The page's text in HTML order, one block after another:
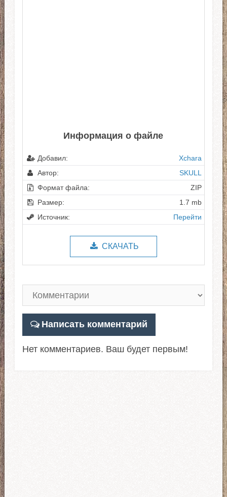
Информация о файле
Добавил:
Xchara
Автор:
SKULL
Формат файла:
ZIP
Размер:
1.7 mb
Источник:
Перейти
СКАЧАТЬ
Написать комментарий
Нет комментариев. Ваш будет первым!